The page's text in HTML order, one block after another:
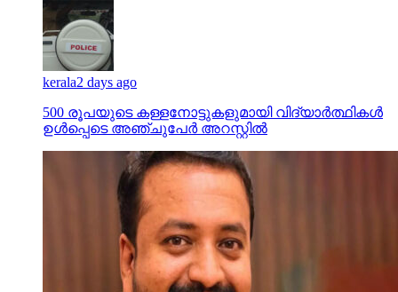
kerala2 days ago
500 രൂപയുടെ കള്ളനോട്ടുകളുമായി വിദ്യാര്‍ത്ഥികള്‍
ഉള്‍പ്പെടെ അഞ്ചുപേര്‍ അറസ്റ്റില്‍